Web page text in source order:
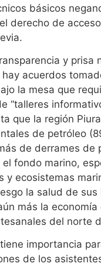
básicos
derecho de
y prisa
acuerdos
la mesa que
“talleres
que la región
de petróleo
de derrames de
fondo marino,
y ecosistemas
la salud de
más la economía
del norte
importancia
de los